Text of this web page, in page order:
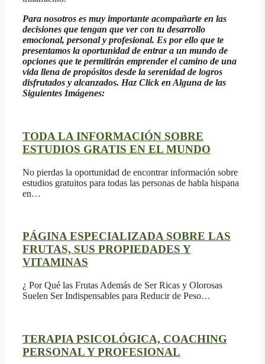
Para nosotros es muy importante acompañarte en las
decisiones que tengan que ver con tu desarrollo
emocional, personal y profesional. Es por ello que te
presentamos la oportunidad de entrar a un mundo de
opciones que te permitirán emprender el camino de una
vida llena de propósitos desde la serenidad de logros
disfrutados y alcanzados. Haz Click en Alguna de las
Siguientes Imágenes:
TODA LA INFORMACIÓN SOBRE
ESTUDIOS GRATIS EN EL MUNDO
No pierdas la oportunidad de encontrar información sobre
estudios gratuitos para todas las personas de habla hispana
en…
PÁGINA ESPECIALIZADA SOBRE LAS
FRUTAS, SUS PROPIEDADES Y
VITAMINAS
¿ Por Qué las Frutas Además de Ser Ricas y Olorosas
Suelen Ser Indispensables para Reducir de Peso…
TERAPIA PSICOLÓGICA, COACHING
PERSONAL Y PROFESIONAL